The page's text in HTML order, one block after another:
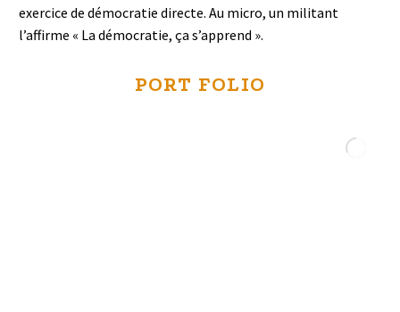
exercice de démocratie directe. Au micro, un militant
l’affirme « La démocratie, ça s’apprend ».
PORT FOLIO